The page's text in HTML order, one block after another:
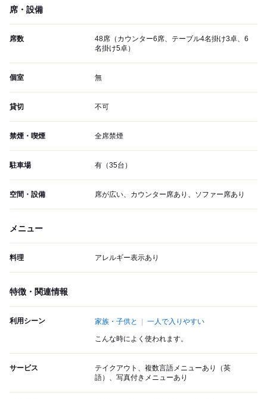
席・設備
席数
48席（カウンター6席、テーブル4名掛け3卓、6
名掛け5卓）
個室 無
貸切 不可
禁煙・喫煙 全席禁煙
駐車場 有（35台）
空間・設備 席が広い、カウンター席あり、ソファー席あり
メニュー
料理 アレルギー表示あり
特徴・関連情報
利用シーン 家族・子供と 一人で入りやすい
こんな時によく使われます。
サービス
テイクアウト、複数言語メニューあり（英
語）、写真付きメニューあり